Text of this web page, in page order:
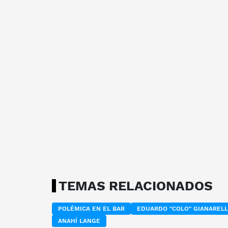
TEMAS RELACIONADOS
POLÉMICA EN EL BAR EDUARDO "COLO"
ANAHÍ LANGE